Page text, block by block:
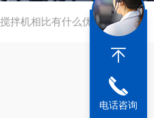
拌机相比有什么优点？
电话咨询